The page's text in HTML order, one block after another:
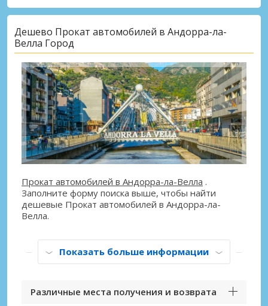
Дешево Прокат автомобилей в Андорра-ла-
Велла Город
Прокат автомобилей в Андорра-ла-Велла .
Заполните форму поиска выше, чтобы найти
дешевые Прокат автомобилей в Андорра-ла-
Велла.
Показать больше информации
Различные места получения и возврата